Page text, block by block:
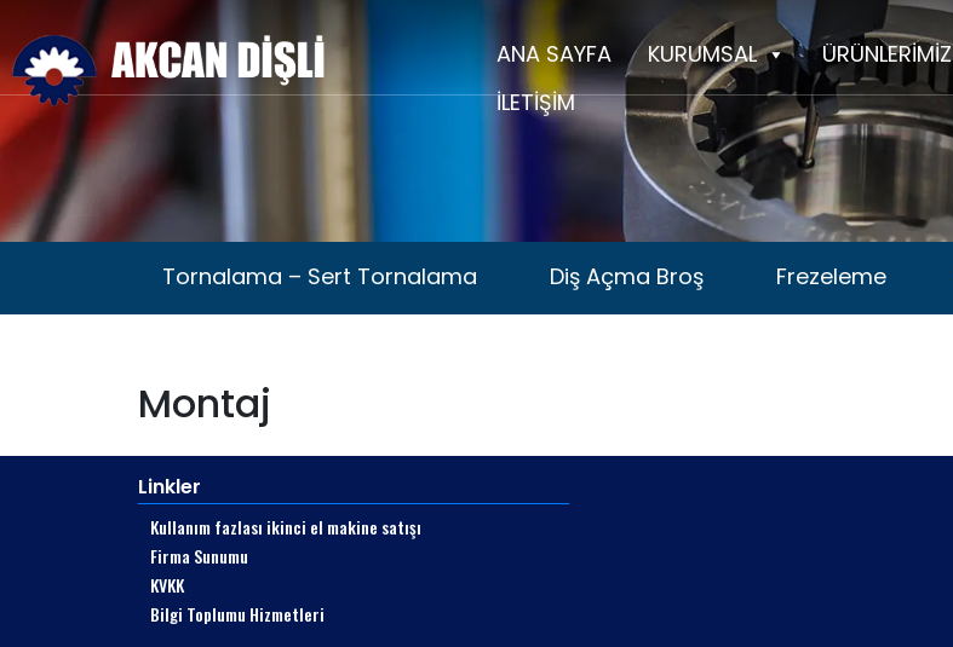
ANA SAYFA KURUMSAL ÜRÜNLERİMİZ
İLETİŞİM
Tornalama – Sert Tornalama
Tornalama – Sert Tornalama
Diş Açma Broş
Diş Açma Broş
Frezeleme
Frezeleme
Temizlik Laboratuvarı
Skiving
Dişli Raspalama
Montaj
Linkler
Kullanım fazlası ikinci el makine satışı
Firma Sunumu
KVKK
Bilgi Toplumu Hizmetleri